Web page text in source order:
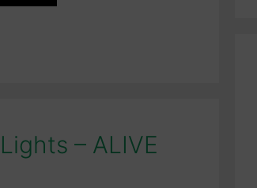
– ALIVE